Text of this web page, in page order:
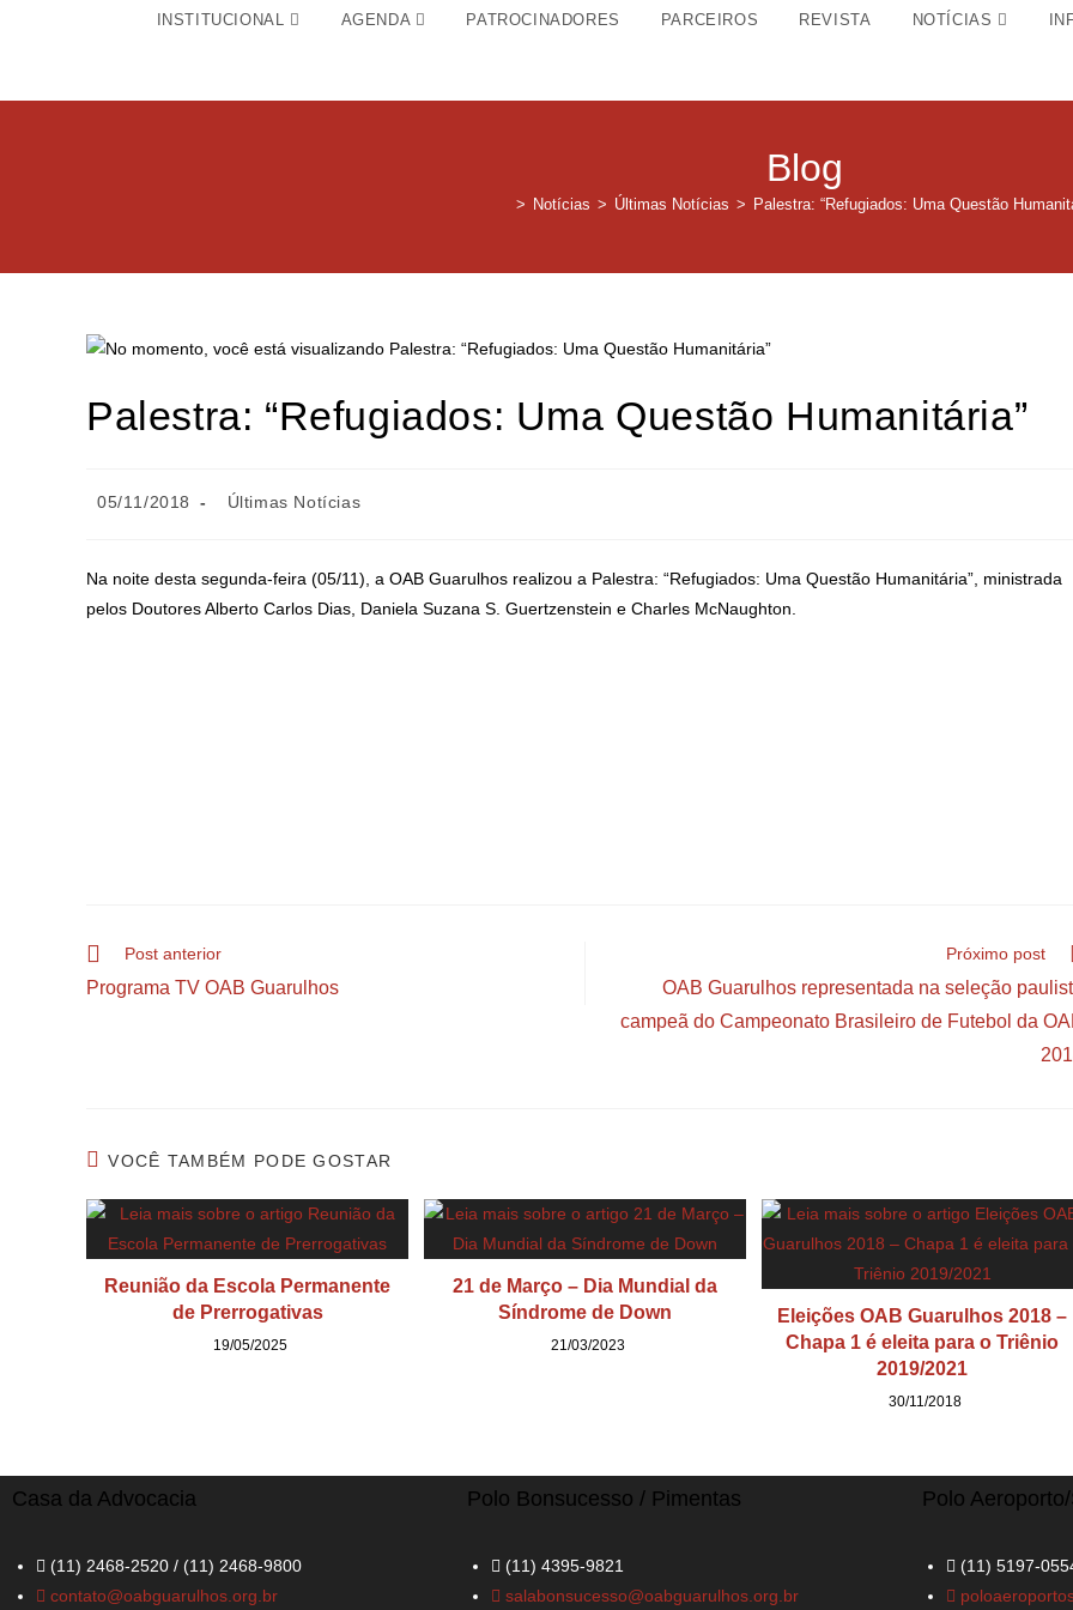
INSTITUCIONAL AGENDA PATROCINADORES PARCEIROS REVISTA NOTÍCIAS
Blog
> Notícias > Últimas Notícias > Palestra: “Refugiados: Uma Questão
Palestra: “Refugiados: Uma Questão Humanitária”
05/11/2018 Últimas Notícias
Na noite desta segunda-feira (05/11), a OAB Guarulhos realizou a Palestra: “Refugiados: Uma Questão Humanitária”, ministrada
pelos Doutores Alberto Carlos Dias, Daniela Suzana S. Guertzenstein e Charles McNaughton.
Post anterior
Programa TV OAB Guarulhos
Próximo post
OAB Guarulhos representada na seleção
campeã do Campeonato Brasileiro de Futebol da
VOCÊ TAMBÉM PODE GOSTAR
Reunião da Escola Permanente
de Prerrogativas
19/05/2025
21 de Março – Dia Mundial da
Síndrome de Down
21/03/2023
Eleições OAB Guarulhos 2018 –
Chapa 1 é eleita para o Triênio
2019/2021
30/11/2018
Casa da Advocacia
(11) 2468-2520 / (11) 2468-9800
contato@oabguarulhos.org.br
Polo Bonsucesso / Pimentas
(11) 4395-9821
salabonsucesso@oabguarulhos.org.br
Polo
(11) 5197-